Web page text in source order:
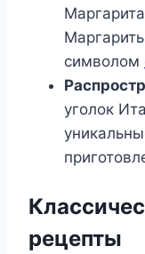
символом
уголок
рецепты